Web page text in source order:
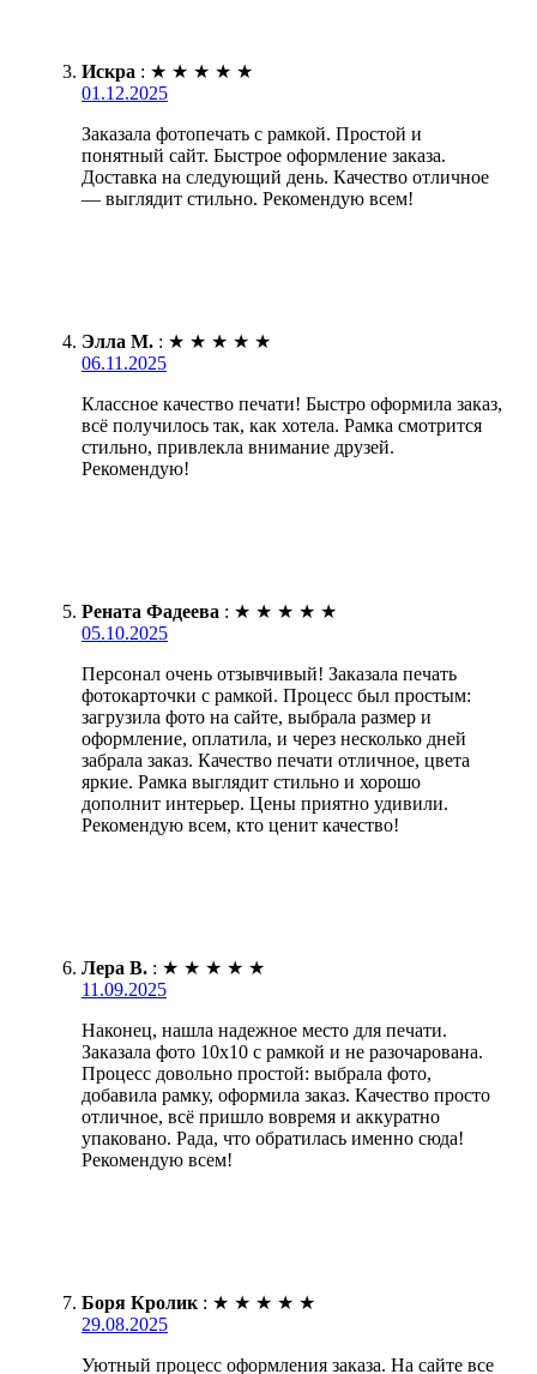
Искра : ★ ★ ★ ★ ★
01.12.2025
Заказала фотопечать с рамкой. Простой и
понятный сайт. Быстрое оформление заказа.
Доставка на следующий день. Качество отличное
— выглядит стильно. Рекомендую всем!
Элла М. : ★ ★ ★ ★ ★
06.11.2025
Классное качество печати! Быстро оформила заказ,
всё получилось так, как хотела. Рамка смотрится
стильно, привлекла внимание друзей.
Рекомендую!
Рената Фадеева : ★ ★ ★ ★ ★
05.10.2025
Персонал очень отзывчивый! Заказала печать
фотокарточки с рамкой. Процесс был простым:
загрузила фото на сайте, выбрала размер и
оформление, оплатила, и через несколько дней
забрала заказ. Качество печати отличное, цвета
яркие. Рамка выглядит стильно и хорошо
дополнит интерьер. Цены приятно удивили.
Рекомендую всем, кто ценит качество!
Лера В. : ★ ★ ★ ★ ★
11.09.2025
Наконец, нашла надежное место для печати.
Заказала фото 10х10 с рамкой и не разочарована.
Процесс довольно простой: выбрала фото,
добавила рамку, оформила заказ. Качество просто
отличное, всё пришло вовремя и аккуратно
упаковано. Рада, что обратилась именно сюда!
Рекомендую всем!
Боря Кролик : ★ ★ ★ ★ ★
29.08.2025
Уютный процесс оформления заказа. На сайте все